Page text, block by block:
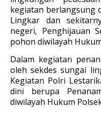
kegiatan berlangsung
Lingkar dan
negeri, Penghijauan
pohon diwilayah
Dalam kegiatan
oleh sekdes sungai
Kegiatan Polri
dini berupa
diwilayah Hukum